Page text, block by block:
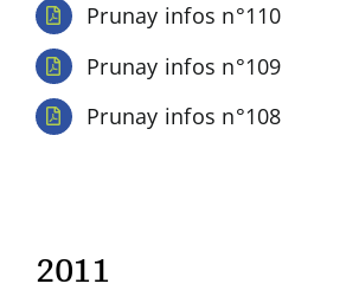
Prunay infos n°110
Prunay infos n°109
Prunay infos n°108
2011